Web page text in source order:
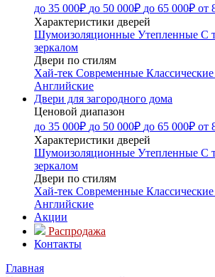
до 35 000₽ до 50 000₽ до 65 000₽ от
Характеристики дверей
Шумоизоляционные Утепленные С
зеркалом
Двери по стилям
Хай-тек Современные Классические
Английские
Двери для загородного дома
Ценовой диапазон
до 35 000₽ до 50 000₽ до 65 000₽ от
Характеристики дверей
Шумоизоляционные Утепленные С
зеркалом
Двери по стилям
Хай-тек Современные Классические
Английские
Акции
Распродажа
Контакты
Главная